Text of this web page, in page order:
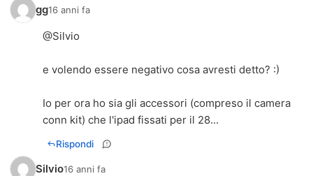
gg16 anni fa
@Silvio
e volendo essere negativo cosa avresti detto? :)
Io per ora ho sia gli accessori (compreso il camera
conn kit) che l'ipad fissati per il 28...
Rispondi
Silvio16 anni fa